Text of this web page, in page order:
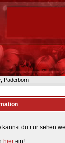
Paderborn
kannst du nur sehen
hier ein!